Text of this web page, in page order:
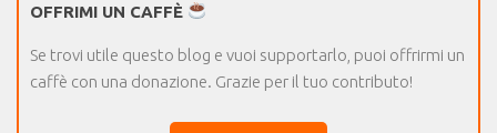
OFFRIMI UN CAFFÈ
Se trovi utile questo blog e vuoi supportarlo, puoi offrirmi un
caffè con una donazione. Grazie per il tuo contributo!